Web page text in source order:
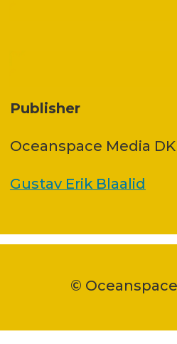
Publisher
Oceanspace Media DK
Gustav Erik Blaalid
©